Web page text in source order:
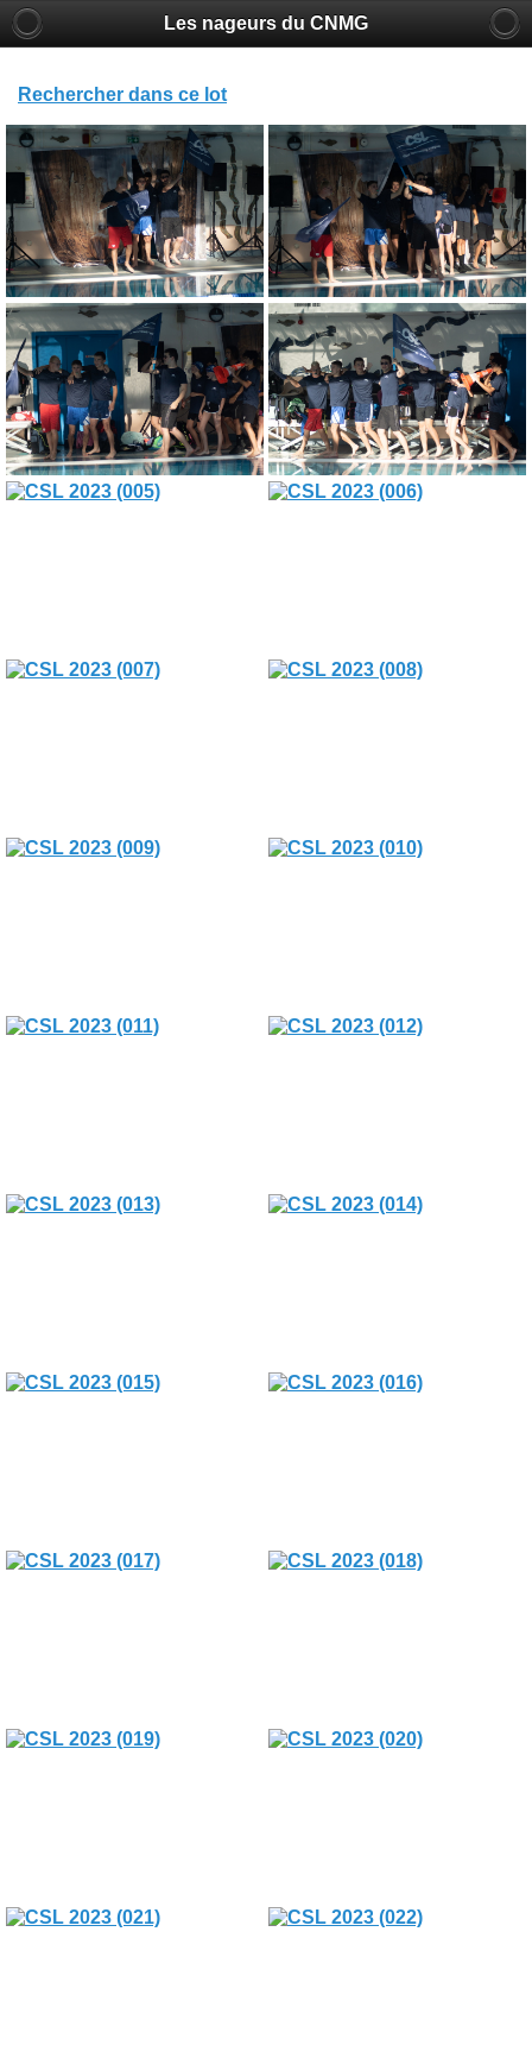
Les nageurs du CNMG
Rechercher dans ce lot